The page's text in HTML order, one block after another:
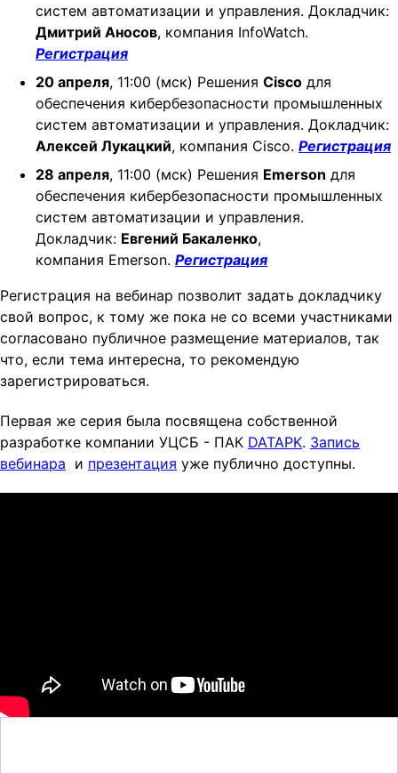
систем автоматизации и управления. Докладчик:
Дмитрий Аносов, компания InfoWatch.
Регистрация
20 апреля, 11:00 (мск) Решения Cisco для
обеспечения кибербезопасности промышленных
систем автоматизации и управления. Докладчик:
Алексей Лукацкий, компания Cisco. Регистрация
28 апреля, 11:00 (мск) Решения Emerson для
обеспечения кибербезопасности промышленных
систем автоматизации и управления.
Докладчик: Евгений Бакаленко,
компания Emerson. Регистрация
Регистрация на вебинар позволит задать докладчику
свой вопрос, к тому же пока не со всеми участниками
согласовано публичное размещение материалов, так
что, если тема интересна, то рекомендую
зарегистрироваться.
Первая же серия была посвящена собственной
разработке компании УЦСБ - ПАК DATAPK. Запись
вебинара и презентация уже публично доступны.